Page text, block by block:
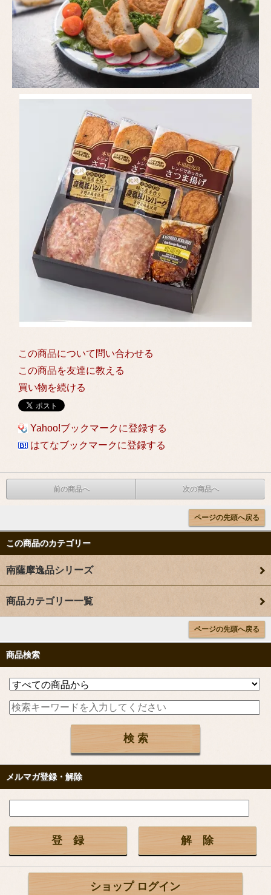
この商品について問い合わせる
この商品を友達に教える
買い物を続ける
Yahoo!ブックマークに登録する
はてなブックマークに登録する
前の商品へ 次の商品へ
ページの先頭へ戻る
この商品のカテゴリー
南薩摩逸品シリーズ
商品カテゴリー一覧
ページの先頭へ戻る
商品検索
メルマガ登録・解除
ショップ ログイン